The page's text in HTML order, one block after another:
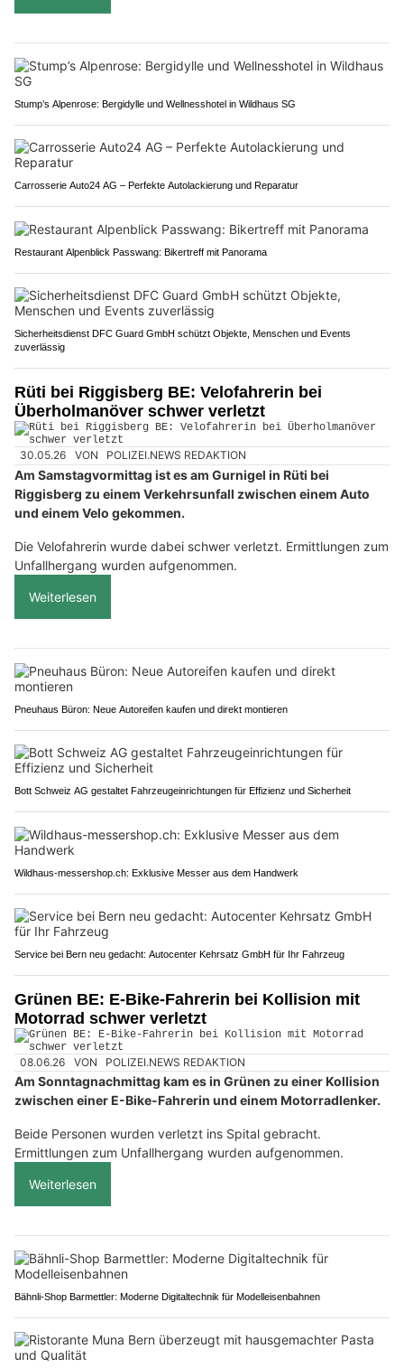
Stump’s Alpenrose: Bergidylle und Wellnesshotel in Wildhaus SG
Carrosserie Auto24 AG – Perfekte Autolackierung und Reparatur
Restaurant Alpenblick Passwang: Bikertreff mit Panorama
Sicherheitsdienst DFC Guard GmbH schützt Objekte, Menschen und Events
zuverlässig
Rüti bei Riggisberg BE: Velofahrerin bei
Überholmanöver schwer verletzt
30.05.26 VON POLIZEI.NEWS REDAKTION
Am Samstagvormittag ist es am Gurnigel in Rüti bei
Riggisberg zu einem Verkehrsunfall zwischen einem Auto
und einem Velo gekommen.
Die Velofahrerin wurde dabei schwer verletzt. Ermittlungen zum
Unfallhergang wurden aufgenommen.
Weiterlesen
Pneuhaus Büron: Neue Autoreifen kaufen und direkt montieren
Bott Schweiz AG gestaltet Fahrzeugeinrichtungen für Effizienz und Sicherheit
Wildhaus-messershop.ch: Exklusive Messer aus dem Handwerk
Service bei Bern neu gedacht: Autocenter Kehrsatz GmbH für Ihr Fahrzeug
Grünen BE: E-Bike-Fahrerin bei Kollision mit
Motorrad schwer verletzt
08.06.26 VON POLIZEI.NEWS REDAKTION
Am Sonntagnachmittag kam es in Grünen zu einer Kollision
zwischen einer E-Bike-Fahrerin und einem Motorradlenker.
Beide Personen wurden verletzt ins Spital gebracht.
Ermittlungen zum Unfallhergang wurden aufgenommen.
Weiterlesen
Bähnli-Shop Barmettler: Moderne Digitaltechnik für Modelleisenbahnen